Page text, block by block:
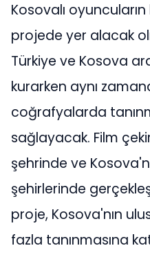
Kosovalı
projede yer alacak
Türkiye ve Kosova
kurarken aynı
coğrafyalarda
sağlayacak. Film
şehrinde ve
şehirlerinde
proje, Kosova'nın
fazla tanınmasına